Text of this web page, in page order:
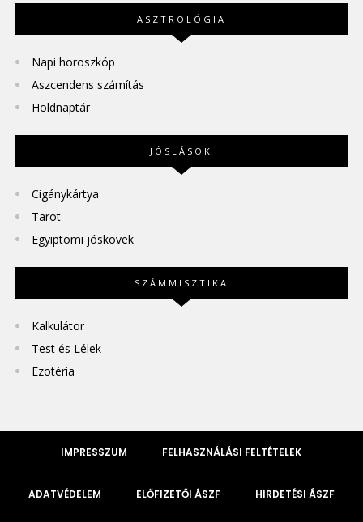
ASZTROLÓGIA
Napi horoszkóp
Aszcendens számítás
Holdnaptár
JÓSLÁSOK
Cigánykártya
Tarot
Egyiptomi jóskövek
SZÁMMISZTIKA
Kalkulátor
Test és Lélek
Ezotéria
IMPRESSZUM FELHASZNÁLÁSI FELTÉTELEK
ADATVÉDELEM ELŐFIZETŐI ÁSZF HIRDETÉSI ÁSZF